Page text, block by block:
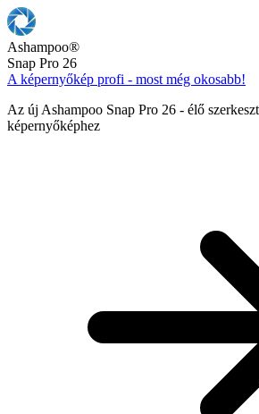
Ashampoo®
Snap Pro 26
A képernyőkép profi - most még okosabb!
Az új Ashampoo Snap Pro 26 - élő
képernyőképhez